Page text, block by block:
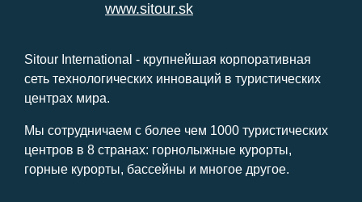
www.sitour.sk
Sitour International - крупнейшая корпоративная
сеть технологических инноваций в туристических
центрах мира.
Мы сотрудничаем с более чем 1000 туристических
центров в 8 странах: горнолыжные курорты,
горные курорты, бассейны и многое другое.